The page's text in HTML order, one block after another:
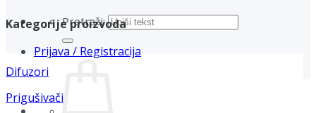
Pretraži:
Prijava / Registracija
Kategorije proizvoda
Difuzori
Prigušivači